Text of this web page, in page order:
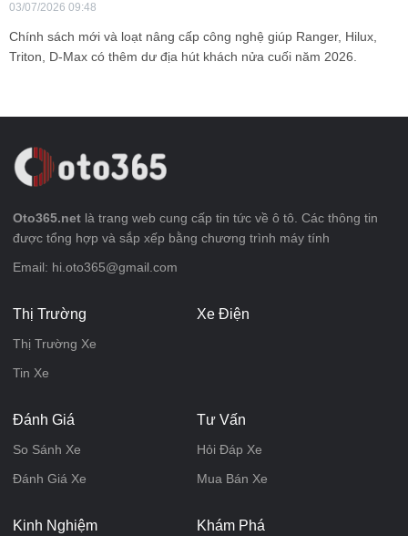
03/07/2026 09:48
Chính sách mới và loạt nâng cấp công nghệ giúp Ranger, Hilux,
Triton, D-Max có thêm dư địa hút khách nửa cuối năm 2026.
Oto365.net là trang web cung cấp tin tức về ô tô. Các thông tin
được tổng hợp và sắp xếp bằng chương trình máy tính
Email: hi.oto365@gmail.com
Thị Trường
Thị Trường Xe
Tin Xe
Xe Điện
Đánh Giá
So Sánh Xe
Đánh Giá Xe
Tư Vấn
Hỏi Đáp Xe
Mua Bán Xe
Kinh Nghiệm Khám Phá